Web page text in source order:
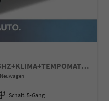
Classic Selection KAMERA+SHZ+KLIMA+TEMPOMAT+LED+16" LM
Neuwagen
Getriebe Schalt. 5-Gang